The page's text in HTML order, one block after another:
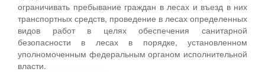
ограничивать пребывание граждан в лесах и въезд в них
транспортных средств, проведение в лесах определенных
видов работ в целях обеспечения санитарной
безопасности в лесах в порядке, установленном
уполномоченным федеральным органом исполнительной
власти.